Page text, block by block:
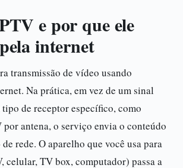
e por que ele
internet
transmissão de vídeo usando
Na prática, em vez de um sinal
de receptor específico, como
por antena, o serviço envia o conteúdo
rede. O aparelho que você usa para
celular, TV box, computador) passa a